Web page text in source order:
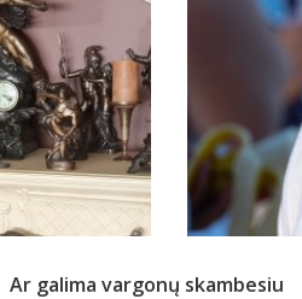
Ar galima vargonų skambesiu